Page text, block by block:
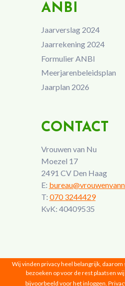
ANBI
Jaarverslag 2024
Jaarrekening 2024
Formulier ANBI
Meerjarenbeleidsplan
Jaarplan 2026
CONTACT
Vrouwen van Nu
Moezel 17
2491 CV Den Haag
E:
T: 070 3244429
KvK: 40409535
Vrouwen van Nu © 2026 |
Wij vinden privacy heel belangrijk,
bezoeken op voor de rest plaatsen
bijvoorbeeld voor het inloggen.